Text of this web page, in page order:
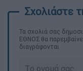
Τα σχολιά σας
ΕΘΝΟΣ θα
διαγράφονται